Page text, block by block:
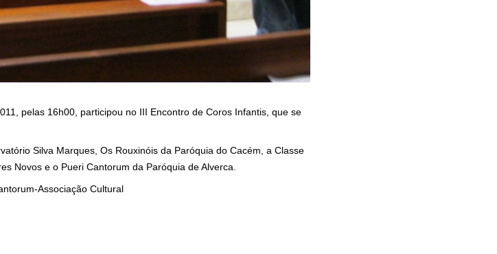
pelas 16h00, participou no III Encontro de Coros Infantis, que se
Silva Marques, Os Rouxinóis da Paróquia do Cacém, a Classe
Novos e o Pueri Cantorum da Paróquia de Alverca.
Associação Cultural